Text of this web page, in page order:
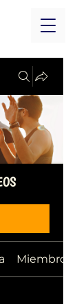
Miembros